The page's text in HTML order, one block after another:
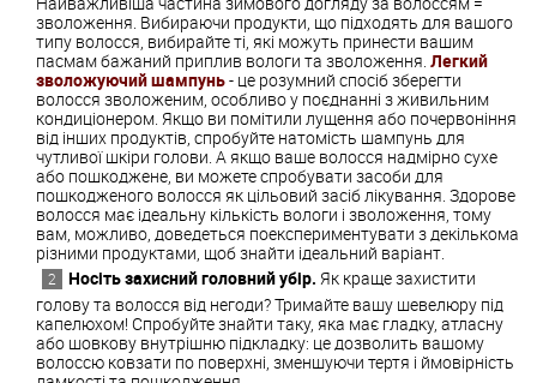
зволоження. Вибираючи продукти, що підходять для вашого
типу волосся, вибирайте ті, які можуть принести вашим
пасмам бажаний приплив вологи та зволоження. Легкий
зволожуючий шампунь- це розумний спосіб зберегти
волосся зволоженим, особливо у поєднанні з живильним
кондиціонером. Якщо ви помітили лущення або почервоніння
від інших продуктів, спробуйте натомість шампунь для
чутливої ​​шкіри голови. А якщо ваше волосся надмірно сухе
або пошкоджене, ви можете спробувати засоби для
пошкодженого волосся як цільовий засіб лікування. Здорове
волосся має ідеальну кількість вологи і зволоження, тому
вам, можливо, доведеться поекспериментувати з декількома
різними продуктами, щоб знайти ідеальний варіант.
Носіть захисний головний убір. Як краще захистити
голову та волосся від негоди? Тримайте вашу шевелюру під
капелюхом! Спробуйте знайти таку, яка має гладку, атласну
або шовкову внутрішню підкладку: це дозволить вашому
волоссю ковзати по поверхні, зменшуючи тертя і ймовірність